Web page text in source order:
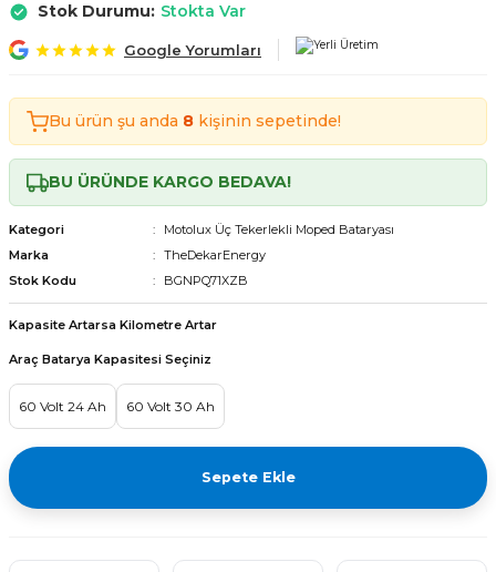
Moped Bataryası
Moped Bataryası
Moped Bataryası
Bataryaları
Stok Durumu: Stokta Var
Google Yorumları
Bu ürün şu anda 8 kişinin sepetinde!
BU ÜRÜNDE KARGO BEDAVA!
Kategori
Motolux Üç Tekerlekli Moped Bataryası
Marka
TheDekarEnergy
Stok Kodu
BGNPQ71XZB
Kapasite Artarsa Kilometre Artar
Araç Batarya Kapasitesi Seçiniz
60 Volt 24 Ah 60 Volt 30 Ah
Sepete Ekle
Moped Bataryası
Moped Bataryası
Moped Bataryası
Bataryaları